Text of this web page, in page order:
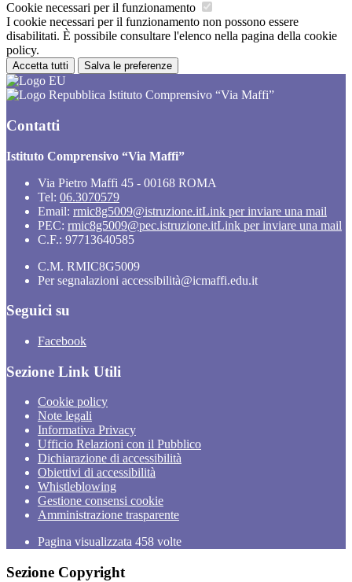
Cookie necessari per il funzionamento
I cookie necessari per il funzionamento non possono essere
disabilitati. È possibile consultare l'elenco nella pagina della cookie
policy.
Accetta tutti Salva le preferenze
Istituto Comprensivo “Via Maffi”
Contatti
Istituto Comprensivo “Via Maffi”
Via Pietro Maffi 45 - 00168 ROMA
Tel: 06.3070579
Email: rmic8g5009@istruzione.itLink per inviare una mail
PEC: rmic8g5009@pec.istruzione.itLink per inviare una mail
C.F.: 97713640585
C.M. RMIC8G5009
Per segnalazioni accessibilità@icmaffi.edu.it
Seguici su
Facebook
Sezione Link Utili
Cookie policy
Note legali
Informativa Privacy
Ufficio Relazioni con il Pubblico
Dichiarazione di accessibilità
Obiettivi di accessibilità
Whistleblowing
Gestione consensi cookie
Amministrazione trasparente
Pagina visualizzata 458 volte
Sezione Copyright